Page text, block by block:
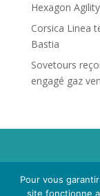
Hexagon
Corsica Linea
Bastia
Sovetours
engagé gaz
Propriété de
Mentions
Pour vous
site fonctionne